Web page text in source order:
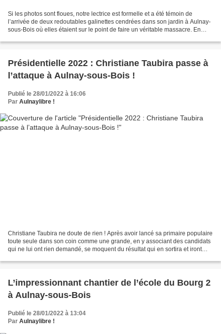
Si les photos sont floues, notre lectrice est formelle et a été témoin de
l’arrivée de deux redoutables galinettes cendrées dans son jardin à Aulnay-
sous-Bois où elles étaient sur le point de faire un véritable massacre. En
Présidentielle 2022 : Christiane Taubira passe à
l’attaque à Aulnay-sous-Bois !
Publié le 28/01/2022 à 16:06
Par Aulnaylibre !
Christiane Taubira ne doute de rien ! Après avoir lancé sa primaire populaire
toute seule dans son coin comme une grande, en y associant des candidats
qui ne lui ont rien demandé, se moquent du résultat qui en sortira et iront
L’impressionnant chantier de l’école du Bourg 2
à Aulnay-sous-Bois
Publié le 28/01/2022 à 13:04
Par Aulnaylibre !